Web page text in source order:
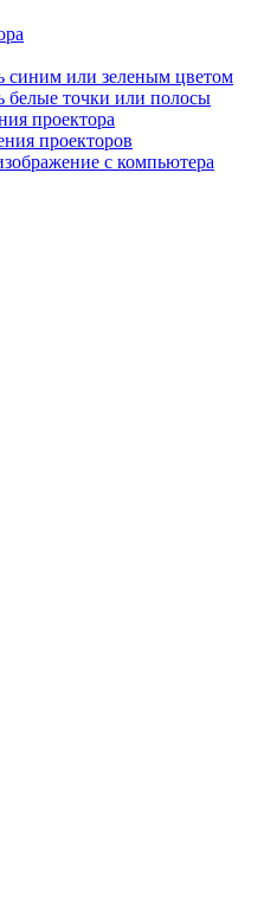
синим или зеленым цветом
белые точки или полосы
проектора
проекторов
с компьютера